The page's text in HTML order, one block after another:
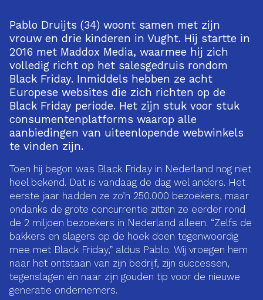
Pablo Druijts (34) woont samen met zijn
vrouw en drie kinderen in Vught. Hij startte in
2016 met Maddox Media, waarmee hij zich
volledig richt op het salesgedruis rondom
Black Friday. Inmiddels hebben ze acht
Europese websites die zich richten op de
Black Friday periode. Het zijn stuk voor stuk
consumentenplatforms waarop alle
aanbiedingen van uiteenlopende webwinkels
te vinden zijn.
Toen hij begon was Black Friday in Nederland nog niet
heel bekend. Dat is vandaag de dag wel anders. Het
eerste jaar hadden ze zo’n 250.000 bezoekers, maar
ondanks de grote concurrentie zitten ze eerder rond
de 2 miljoen bezoekers in Nederland alleen. “Zelfs de
bakkers en slagers op de hoek doen tegenwoordig
mee met Black Friday,” aldus Pablo. Wij vroegen hem
naar het ontstaan van zijn bedrijf, zijn successen,
tegenslagen én naar zijn gouden tip voor de nieuwe
generatie ondernemers.